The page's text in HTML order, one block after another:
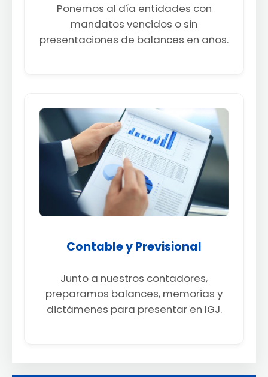
Ponemos al día entidades con
mandatos vencidos o sin
presentaciones de balances en años.
Contable y Previsional
Junto a nuestros contadores,
preparamos balances, memorias y
dictámenes para presentar en IGJ.